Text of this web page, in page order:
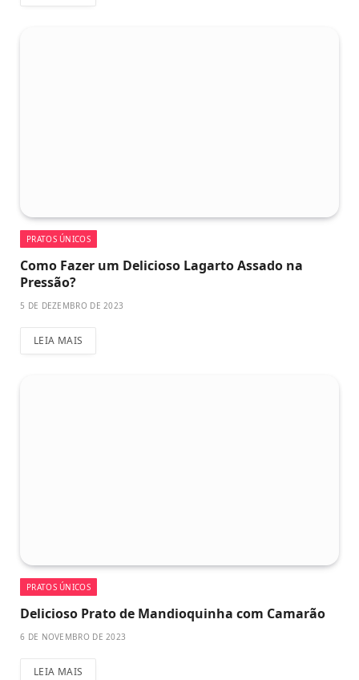
PRATOS ÚNICOS
Como Fazer um Delicioso Lagarto Assado na
Pressão?
5 DE DEZEMBRO DE 2023
LEIA MAIS
PRATOS ÚNICOS
Delicioso Prato de Mandioquinha com Camarão
6 DE NOVEMBRO DE 2023
LEIA MAIS